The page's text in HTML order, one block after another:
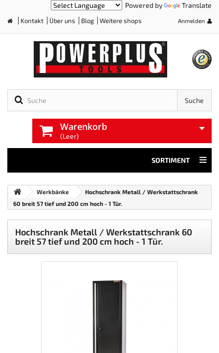
Powered by Translate
Kontakt Über uns Blog Weitere shops Anmelden
Suche
Warenkorb
(Leer)
SORTIMENT
Werkbänke
Hochschrank Metall / Werkstattschrank
60 breit 57 tief und 200 cm hoch - 1 Tür.
Hochschrank Metall / Werkstattschrank 60
breit 57 tief und 200 cm hoch - 1 Tür.